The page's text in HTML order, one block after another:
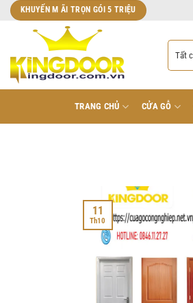
Bỏ
dung
KHUYẾN M ÃI TRỌN GÓI 5 TRIỆU
TRANG CHỦ CỬA GỖ
11
Th10